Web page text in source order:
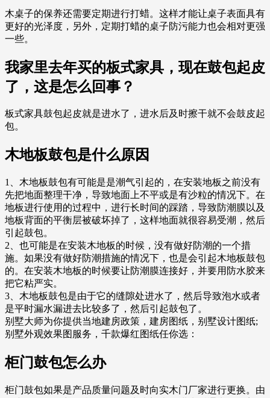
木桌子的保养还需要定期进行打蜡。这样才能让桌子表面具有
更好的光泽度，另外，定期打蜡的桌子防污能力也会相对更强
一些。
我家里去年买的板式家具，现在鼓包起皮
了，这是怎么回事？
板式家具鼓包起皮就是进水了，进水后及时擦干就不会鼓皮起
包。
木地板鼓包是什么原因
1、木地板鼓包有可能是是潮气引起的，在安装地板之前没有
先把地面整理干净，导致地面上不平或是有沙粒的情况下。在
地板进行使用的过程中，进行长时间的踩踏，导致防潮膜以及
地板背面的平衡层被破坏掉了，这样地面就很容易受潮，然后
引起鼓包。
2、也可能是在安装木地板的时候，没有做好防潮的一个措
施。如果没有做好防潮措施的情况下，也是会引起木地板鼓包
的。在安装木地板的时候要让防潮膜连接好，并要用防水胶来
把它粘严实。
3、木地板鼓包是由于它的缝隙处进水了，然后导致泡水或者
是平时漏水漏进去比较多了，然后引起鼓包了。
别墅大师为你提供当地建房政策，建房图纸，别墅设计图纸;
别墅外观效果图服务，千款爆红图纸任你选：
柜门鼓包怎么办
柜门鼓包如果是产品质量问题及时向实木门厂家进行更换。由